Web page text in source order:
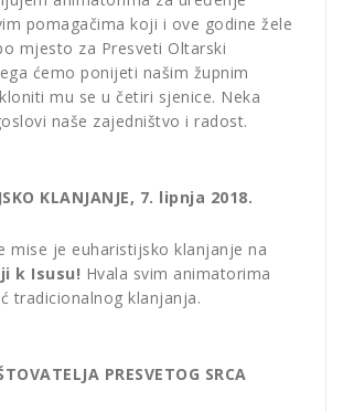
pomagačima koji i ove godine žele
mjesto za Presveti Oltarski
ćemo ponijeti našim župnim
mu se u četiri sjenice. Neka
naše zajedništvo i radost.
KLANJANJE, 7. lipnja 2018.
mise je euharistijsko klanjanje na
k Isusu! Hvala svim animatorima
tradicionalnog klanjanja.
PRESVETOG SRCA